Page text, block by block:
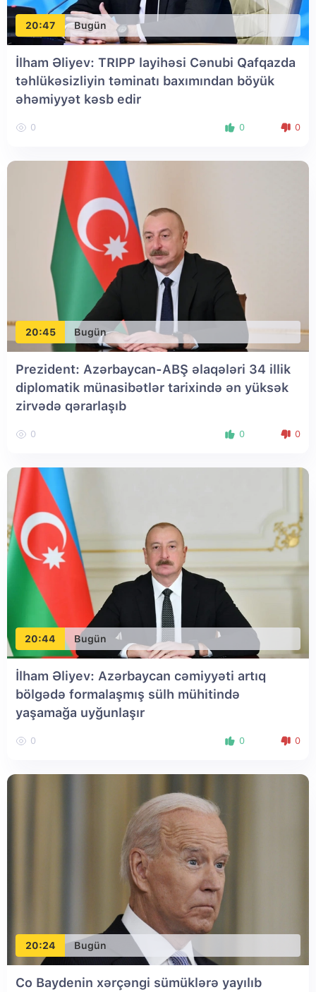
20:47 Bugün
İlham Əliyev: TRIPP layihəsi Cənubi Qafqazda
təhlükəsizliyin təminatı baxımından böyük
əhəmiyyət kəsb edir
0 0 0
20:45 Bugün
Prezident: Azərbaycan-ABŞ əlaqələri 34 illik
diplomatik münasibətlər tarixində ən yüksək
zirvədə qərarlaşıb
0 0 0
20:44 Bugün
İlham Əliyev: Azərbaycan cəmiyyəti artıq
bölgədə formalaşmış sülh mühitində
yaşamağa uyğunlaşır
0 0 0
20:24 Bugün
Co Baydenin xərçəngi sümüklərə yayılıb